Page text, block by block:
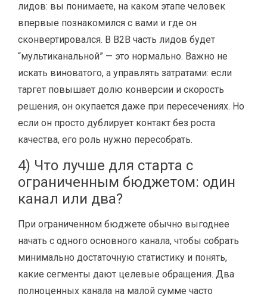
лидов: вы понимаете, на каком этапе человек
впервые познакомился с вами и где он
сконвертировался. В B2B часть лидов будет
“мультиканальной” — это нормально. Важно не
искать виноватого, а управлять затратами: если
таргет повышает долю конверсии и скорость
решения, он окупается даже при пересечениях. Но
если он просто дублирует контакт без роста
качества, его роль нужно пересобрать.
4) Что лучше для старта с
ограниченным бюджетом: один
канал или два?
При ограниченном бюджете обычно выгоднее
начать с одного основного канала, чтобы собрать
минимально достаточную статистику и понять,
какие сегменты дают целевые обращения. Два
полноценных канала на малой сумме часто